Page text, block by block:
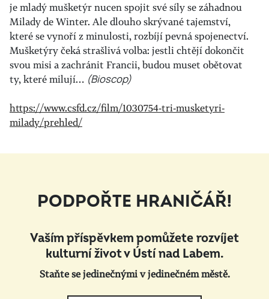
je mladý mušketýr nucen spojit své síly se záhadnou
Milady de Winter. Ale dlouho skrývané tajemství,
které se vynoří z minulosti, rozbíjí pevná spojenectví.
Mušketýry čeká strašlivá volba: jestli chtějí dokončit
svou misi a zachránit Francii, budou muset obětovat
ty, které milují… (Bioscop)
https://www.csfd.cz/film/1030754-tri-musketyri-
milady/prehled/
PODPOŘTE HRANIČÁŘ!
Vaším příspěvkem pomůžete rozvíjet
kulturní život v Ústí nad Labem.
Staňte se jedinečnými v jedinečném městě.